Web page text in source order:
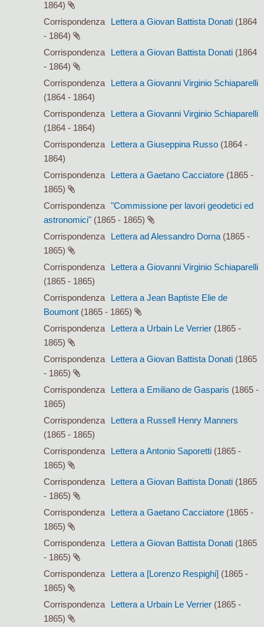
1864)
Corrispondenza
Lettera a Giovan Battista Donati (1864
- 1864)
Corrispondenza
Lettera a Giovan Battista Donati (1864
- 1864)
Corrispondenza
Lettera a Giovanni Virginio Schiaparelli
(1864 - 1864)
Corrispondenza
Lettera a Giovanni Virginio Schiaparelli
(1864 - 1864)
Corrispondenza
Lettera a Giuseppina Russo (1864 -
1864)
Corrispondenza
Lettera a Gaetano Cacciatore (1865 -
1865)
Corrispondenza
"Commissione per lavori geodetici ed
astronomici" (1865 - 1865)
Corrispondenza
Lettera ad Alessandro Dorna (1865 -
1865)
Corrispondenza
Lettera a Giovanni Virginio Schiaparelli
(1865 - 1865)
Corrispondenza
Lettera a Jean Baptiste Elie de
Boumont (1865 - 1865)
Corrispondenza
Lettera a Urbain Le Verrier (1865 -
1865)
Corrispondenza
Lettera a Giovan Battista Donati (1865
- 1865)
Corrispondenza
Lettera a Emiliano de Gasparis (1865 -
1865)
Corrispondenza
Lettera a Russell Henry Manners
(1865 - 1865)
Corrispondenza
Lettera a Antonio Saporetti (1865 -
1865)
Corrispondenza
Lettera a Giovan Battista Donati (1865
- 1865)
Corrispondenza
Lettera a Gaetano Cacciatore (1865 -
1865)
Corrispondenza
Lettera a Giovan Battista Donati (1865
- 1865)
Corrispondenza
Lettera a [Lorenzo Respighi] (1865 -
1865)
Corrispondenza
Lettera a Urbain Le Verrier (1865 -
1865)